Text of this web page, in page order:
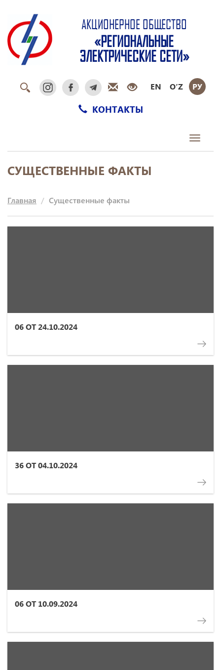
АКЦИОНЕРНОЕ ОБЩЕСТВО
«РЕГИОНАЛЬНЫЕ
ЭЛЕКТРИЧЕСКИЕ СЕТИ»
EN O‘Z РУ
КОНТАКТЫ
Toggle
СУЩЕСТВЕННЫЕ ФАКТЫ
Главная Существенные факты
06 ОТ 24.10.2024
36 ОТ 04.10.2024
06 ОТ 10.09.2024